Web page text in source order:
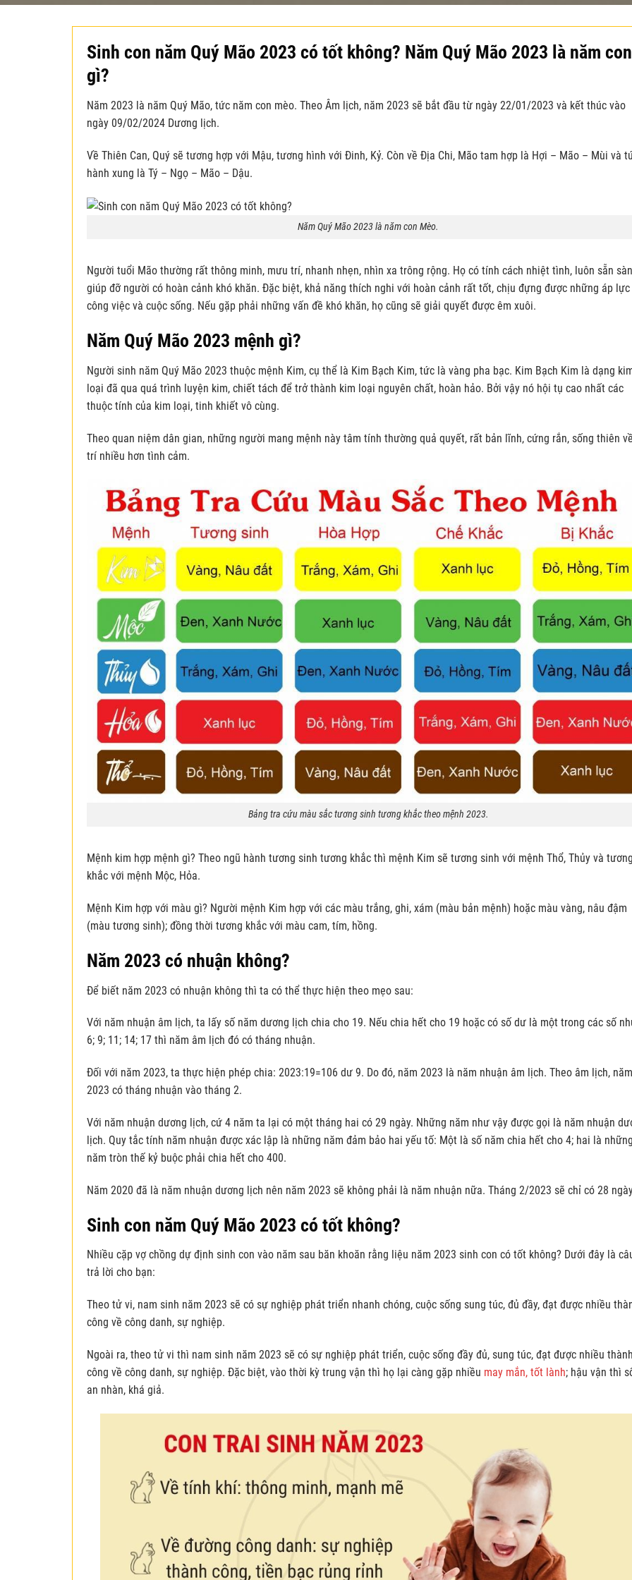
Sinh con năm Quý Mão 2023 có tốt không? Năm Quý Mão 2023 là năm con
gì?
Năm 2023 là năm Quý Mão, tức năm con mèo. Theo Âm lịch, năm 2023 sẽ bắt đầu từ ngày 22/01/2023 và kết thúc vào
ngày 09/02/2024 Dương lịch.
Về Thiên Can, Quý sẽ tương hợp với Mậu, tương hình với Đinh, Kỷ. Còn về Địa Chi, Mão tam hợp là Hợi – Mão – Mùi và
hành xung là Tý – Ngọ – Mão – Dậu.
Năm Quý Mão 2023 là năm con Mèo.
Người tuổi Mão thường rất thông minh, mưu trí, nhanh nhẹn, nhìn xa trông rộng. Họ có tính cách nhiệt tình, luôn sẵn
giúp đỡ người có hoàn cảnh khó khăn. Đặc biệt, khả năng thích nghi với hoàn cảnh rất tốt, chịu đựng được những áp lực
công việc và cuộc sống. Nếu gặp phải những vấn đề khó khăn, họ cũng sẽ giải quyết được êm xuôi.
Năm Quý Mão 2023 mệnh gì?
Người sinh năm Quý Mão 2023 thuộc mệnh Kim, cụ thể là Kim Bạch Kim, tức là vàng pha bạc. Kim Bạch Kim là dạng
loại đã qua quá trình luyện kim, chiết tách để trở thành kim loại nguyên chất, hoàn hảo. Bởi vậy nó hội tụ cao nhất các
thuộc tính của kim loại, tinh khiết vô cùng.
Theo quan niệm dân gian, những người mang mệnh này tâm tính thường quả quyết, rất bản lĩnh, cứng rắn, sống thiên
trí nhiều hơn tình cảm.
Bảng tra cứu màu sắc tương sinh tương khắc theo mệnh 2023.
Mệnh kim hợp mệnh gì? Theo ngũ hành tương sinh tương khắc thì mệnh Kim sẽ tương sinh với mệnh Thổ, Thủy và tương
khắc với mệnh Mộc, Hỏa.
Mệnh Kim hợp với màu gì? Người mệnh Kim hợp với các màu trắng, ghi, xám (màu bản mệnh) hoặc màu vàng, nâu đậm
(màu tương sinh); đồng thời tương khắc với màu cam, tím, hồng.
Năm 2023 có nhuận không?
Để biết năm 2023 có nhuận không thì ta có thể thực hiện theo mẹo sau:
Với năm nhuận âm lịch, ta lấy số năm dương lịch chia cho 19. Nếu chia hết cho 19 hoặc có số dư là một trong các số
6; 9; 11; 14; 17 thì năm âm lịch đó có tháng nhuận.
Đối với năm 2023, ta thực hiện phép chia: 2023:19=106 dư 9. Do đó, năm 2023 là năm nhuận âm lịch. Theo âm lịch, năm
2023 có tháng nhuận vào tháng 2.
Với năm nhuận dương lịch, cứ 4 năm ta lại có một tháng hai có 29 ngày. Những năm như vậy được gọi là năm nhuận
lịch. Quy tắc tính năm nhuận được xác lập là những năm đảm bảo hai yếu tố: Một là số năm chia hết cho 4; hai là những
năm tròn thế kỷ buộc phải chia hết cho 400.
Năm 2020 đã là năm nhuận dương lịch nên năm 2023 sẽ không phải là năm nhuận nữa. Tháng 2/2023 sẽ chỉ có 28
Sinh con năm Quý Mão 2023 có tốt không?
Nhiều cặp vợ chồng dự định sinh con vào năm sau băn khoăn rằng liệu năm 2023 sinh con có tốt không? Dưới đây là
trả lời cho bạn:
Theo tử vi, nam sinh năm 2023 sẽ có sự nghiệp phát triển nhanh chóng, cuộc sống sung túc, đủ đầy, đạt được nhiều
công về công danh, sự nghiệp.
Ngoài ra, theo tử vi thì nam sinh năm 2023 sẽ có sự nghiệp phát triển, cuộc sống đầy đủ, sung túc, đạt được nhiều thành
công về công danh, sự nghiệp. Đặc biệt, vào thời kỳ trung vận thì họ lại càng gặp nhiều may mắn, tốt lành; hậu vận thì
an nhàn, khá giả.